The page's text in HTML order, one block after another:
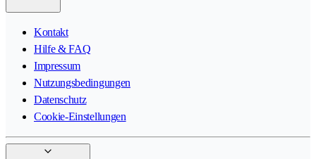
Kontakt
Hilfe & FAQ
Impressum
Nutzungsbedingungen
Datenschutz
Cookie-Einstellungen